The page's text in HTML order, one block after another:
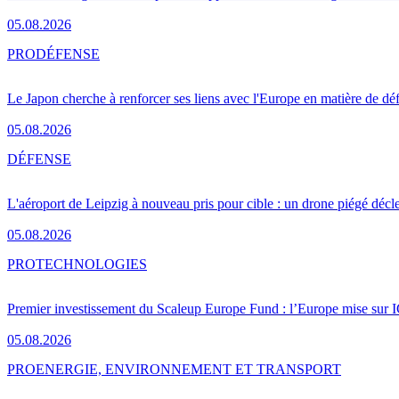
05.08.2026
Le Japon cherche à renforcer ses liens avec l'Europe en matière de
05.08.2026
PRODÉFENSE
L'aéroport de Leipzig à nouveau pris pour cible : un drone piégé
05.08.2026
DÉFENSE
Premier investissement du Scaleup Europe Fund : l’Europe mise sur
05.08.2026
PROTECHNOLOGIES
PROENERGIE, ENVIRONNEMENT ET TRANSPORT